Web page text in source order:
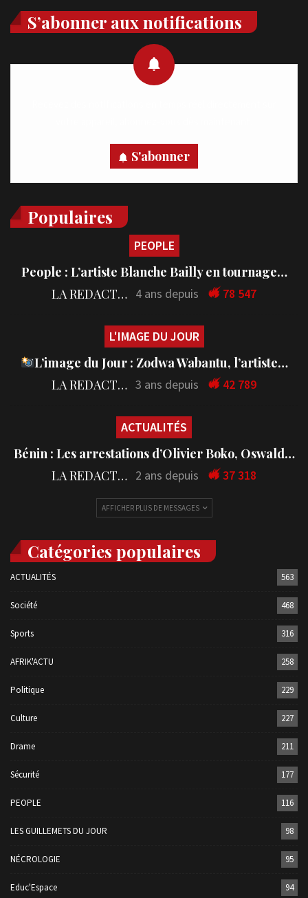
S’abonner aux notifications
S'abonner
Populaires
PEOPLE
People : L’artiste Blanche Bailly en tournage…
LA REDACTION 4 ans depuis 78 547
L'IMAGE DU JOUR
L’image du Jour : Zodwa Wabantu, l’artiste…
LA REDACTION 3 ans depuis 42 789
ACTUALITÉS
Bénin : Les arrestations d’Olivier Boko, Oswald…
LA REDACTION 2 ans depuis 37 318
AFFICHER PLUS DE MESSAGES
Catégories populaires
ACTUALITÉS 563
Société 468
Sports 316
AFRIK'ACTU 258
Politique 229
Culture 227
Drame 211
Sécurité 177
PEOPLE 116
LES GUILLEMETS DU JOUR 98
NÉCROLOGIE 95
Educ'Espace 94